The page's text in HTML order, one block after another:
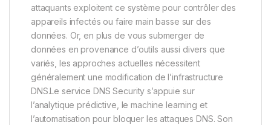
attaquants exploitent ce système pour contrôler des
appareils infectés ou faire main basse sur des
données. Or, en plus de vous submerger de
données en provenance d’outils aussi divers que
variés, les approches actuelles nécessitent
généralement une modification de l’infrastructure
DNS.Le service DNS Security s’appuie sur
l’analytique prédictive, le machine learning et
l’automatisation pour bloquer les attaques DNS. Son